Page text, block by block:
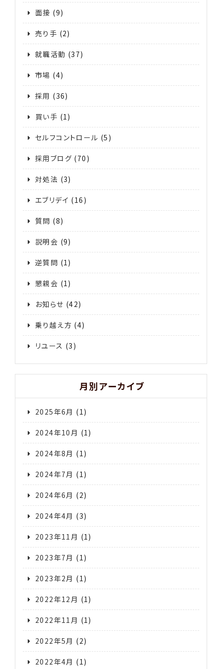
面接 (9)
売り手 (2)
就職活動 (37)
市場 (4)
採用 (36)
買い手 (1)
セルフコントロール (5)
採用ブログ (70)
対処法 (3)
エブリデイ (16)
質問 (8)
説明会 (9)
逆質問 (1)
懇親会 (1)
お知らせ (42)
乗り越え方 (4)
リユース (3)
月別アーカイブ
2025年6月 (1)
2024年10月 (1)
2024年8月 (1)
2024年7月 (1)
2024年6月 (2)
2024年4月 (3)
2023年11月 (1)
2023年7月 (1)
2023年2月 (1)
2022年12月 (1)
2022年11月 (1)
2022年5月 (2)
2022年4月 (1)